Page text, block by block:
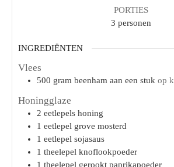
PORTIES
3 personen
INGREDIËNTEN
Vlees
500 gram beenham aan een stuk op
Honingglaze
2 eetlepels honing
1 eetlepel grove mosterd
1 eetlepel sojasaus
1 theelepel knoflookpoeder
1 theelepel gerookt paprikapoeder